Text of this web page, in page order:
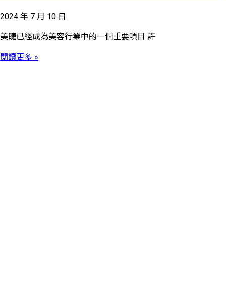
2024 年 7 月 10 日
美睫已經成為美容行業中的一個重要項目 許
閱讀更多 »